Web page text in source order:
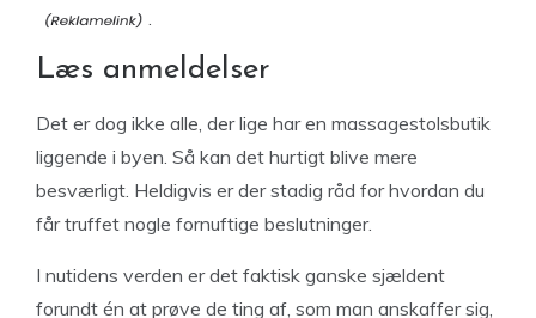
.
Læs anmeldelser
Det er dog ikke alle, der lige har en massagestolsbutik
liggende i byen. Så kan det hurtigt blive mere
besværligt. Heldigvis er der stadig råd for hvordan du
får truffet nogle fornuftige beslutninger.
I nutidens verden er det faktisk ganske sjældent
forundt én at prøve de ting af, som man anskaffer sig,